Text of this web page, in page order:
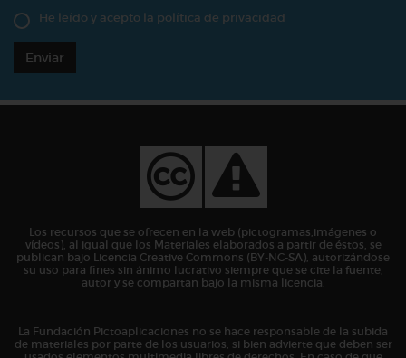
He leído y acepto la política de privacidad
Enviar
Los recursos que se ofrecen en la web (pictogramas,imágenes o
vídeos), al igual que los Materiales elaborados a partir de éstos, se
publican bajo Licencia Creative Commons (BY-NC-SA), autorizándose
su uso para fines sin ánimo lucrativo siempre que se cite la fuente,
autor y se compartan bajo la misma licencia.
La Fundación Pictoaplicaciones no se hace responsable de la subida
de materiales por parte de los usuarios, si bien advierte que deben ser